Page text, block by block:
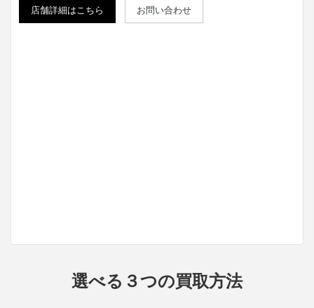
店舗詳細はこちら お問い合わせ
選べる３つの買取方法